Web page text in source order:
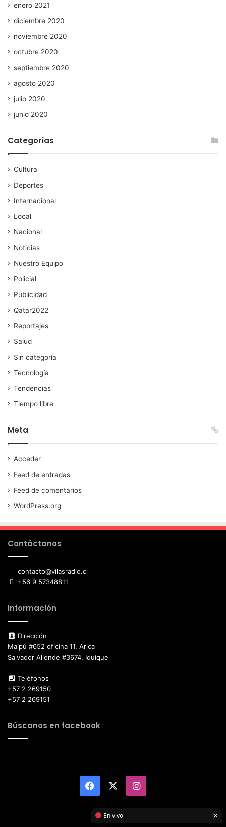
enero 2021
diciembre 2020
noviembre 2020
octubre 2020
septiembre 2020
agosto 2020
julio 2020
junio 2020
Categorías
Cultura
Deportes
Internacional
Local
Nacional
Noticias
Nuestro Equipo
Policial
Publicidad
Qatar2022
Reportajes
Salud
Sin categoría
Tecnología
Tendencias
Tiempo libre
Meta
Acceder
Feed de entradas
Feed de comentarios
WordPress.org
Contáctanos
contacto@vilasradio.cl
+56 9 57348811
Información
Dirección
Maipú #652 oficina 11, Arica
Salvador Allende #3674, Iquique
Teléfonos
+57 2 269150
+57 2 269151
Búscanos en facebook
Facebook Instagram
En vivo ×